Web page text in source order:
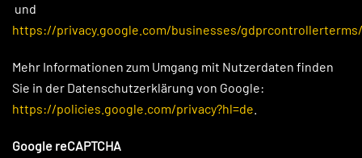
und
https://privacy.google.com/businesses/
Mehr Informationen zum Umgang mit Nutzerdaten finden
Sie in der Datenschutzerklärung von Google:
https://policies.google.com/privacy?hl=de
Google reCAPTCHA